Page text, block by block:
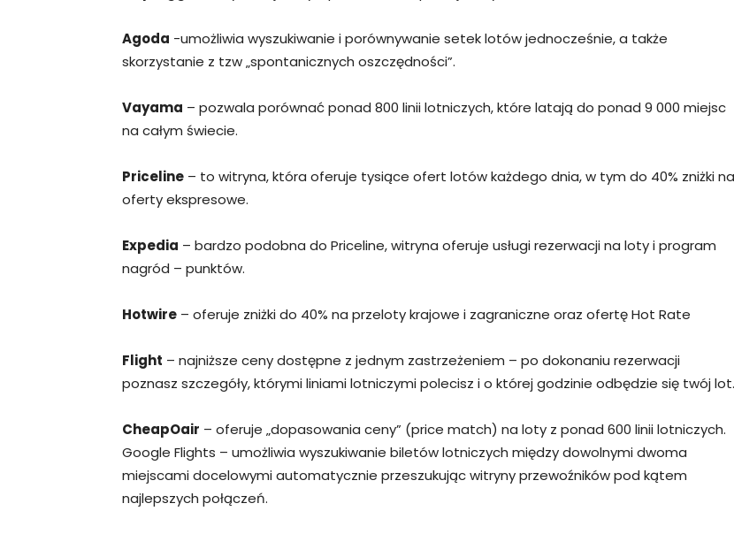
Agoda -umożliwia wyszukiwanie i porównywanie setek lotów jednocześnie, a także
skorzystanie z tzw „spontanicznych oszczędności”.
Vayama – pozwala porównać ponad 800 linii lotniczych, które latają do ponad 9 000 miejsc
na całym świecie.
Priceline – to witryna, która oferuje tysiące ofert lotów każdego dnia, w tym do 40% zniżki na
oferty ekspresowe.
Expedia – bardzo podobna do Priceline, witryna oferuje usługi rezerwacji na loty i program
nagród – punktów.
Hotwire – oferuje zniżki do 40% na przeloty krajowe i zagraniczne oraz ofertę Hot Rate
Flight – najniższe ceny dostępne z jednym zastrzeżeniem – po dokonaniu rezerwacji
poznasz szczegóły, którymi liniami lotniczymi polecisz i o której godzinie odbędzie się twój lot.
CheapOair – oferuje „dopasowania ceny” (price match) na loty z ponad 600 linii lotniczych.
Google Flights – umożliwia wyszukiwanie biletów lotniczych między dowolnymi dwoma
miejscami docelowymi automatycznie przeszukując witryny przewoźników pod kątem
najlepszych połączeń.